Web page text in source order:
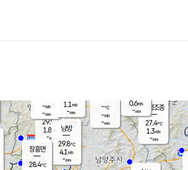
양주
29.9℃
1.8
-mm
가평조종
27.4℃
1.3m/s
-mm
-℃
-m/s
-mm
0.6m/s
-mm
남방
29.8℃
4.1 m/s
-mm
장흥면
28.4℃
-m/s
-mm
1.1 m/s
-mm